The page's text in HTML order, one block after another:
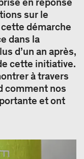
sur le
démarche
dans la
d’un an après,
cette initiative.
à travers
comment nos
et ont